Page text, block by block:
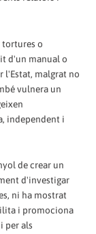
tortures o
d'un manual o
l'Estat, malgrat no
vulnera un
independent i
de crear un
d'investigar
ni ha mostrat
i promociona
per als